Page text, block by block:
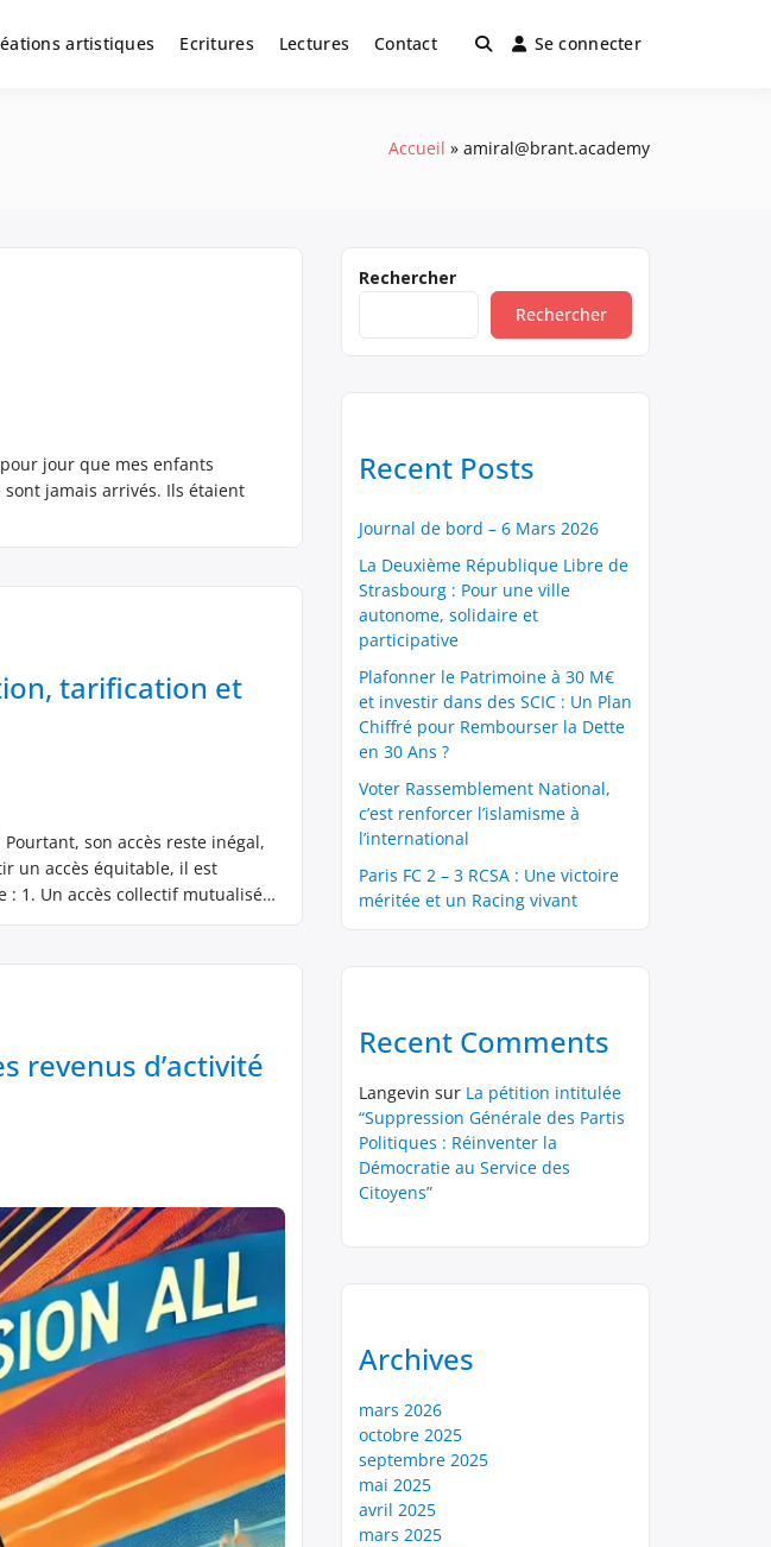
artistiques Ecritures Lectures Contact Se connecter
Accueil amiral@brant.academy
jour que mes enfants
jamais arrivés. Ils étaient
tarification et
son accès reste inégal,
un accès équitable, il est
: 1. Un accès collectif mutualisé
revenus d’activité
Rechercher
Rechercher
Recent Posts
Journal de bord – 6 Mars 2026
La Deuxième République Libre de
Strasbourg : Pour une ville
autonome, solidaire et
participative
Plafonner le Patrimoine à 30 M€
et investir dans des SCIC : Un Plan
Chiffré pour Rembourser la Dette
en 30 Ans ?
Voter Rassemblement National,
c’est renforcer l’islamisme à
l’international
Paris FC 2 – 3 RCSA : Une victoire
méritée et un Racing vivant
Recent Comments
Langevin sur La pétition intitulée
“Suppression Générale des Partis
Politiques : Réinventer la
Démocratie au Service des
Citoyens”
Archives
mars 2026
octobre 2025
septembre 2025
mai 2025
avril 2025
mars 2025